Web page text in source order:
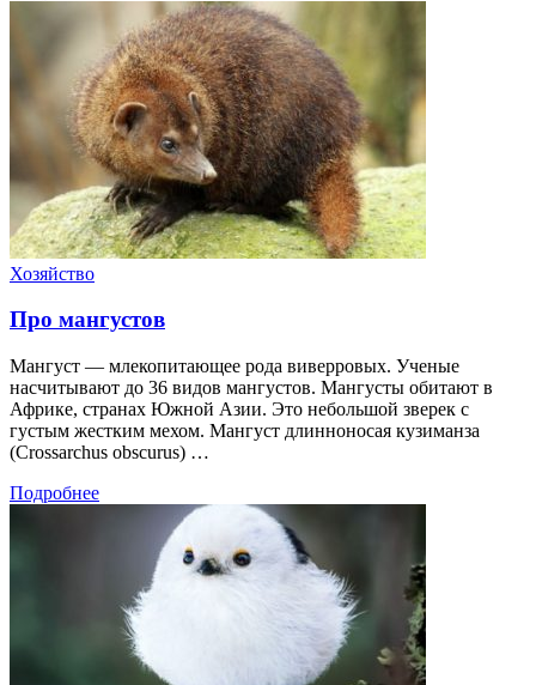
Хозяйство
Про мангустов
Мангуст — млекопитающее рода виверровых. Ученые
насчитывают до 36 видов мангустов. Мангусты обитают в
Африке, странах Южной Азии. Это небольшой зверек с
густым жестким мехом. Мангуст длинноносая кузиманза
(Crossarchus obscurus) …
Подробнее